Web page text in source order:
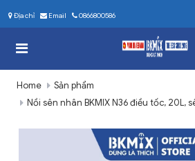
Địa chỉ Email 0866800586
Home
Sản phẩm
Nồi sên nhân BKMIX N36 điều tốc, 20L,